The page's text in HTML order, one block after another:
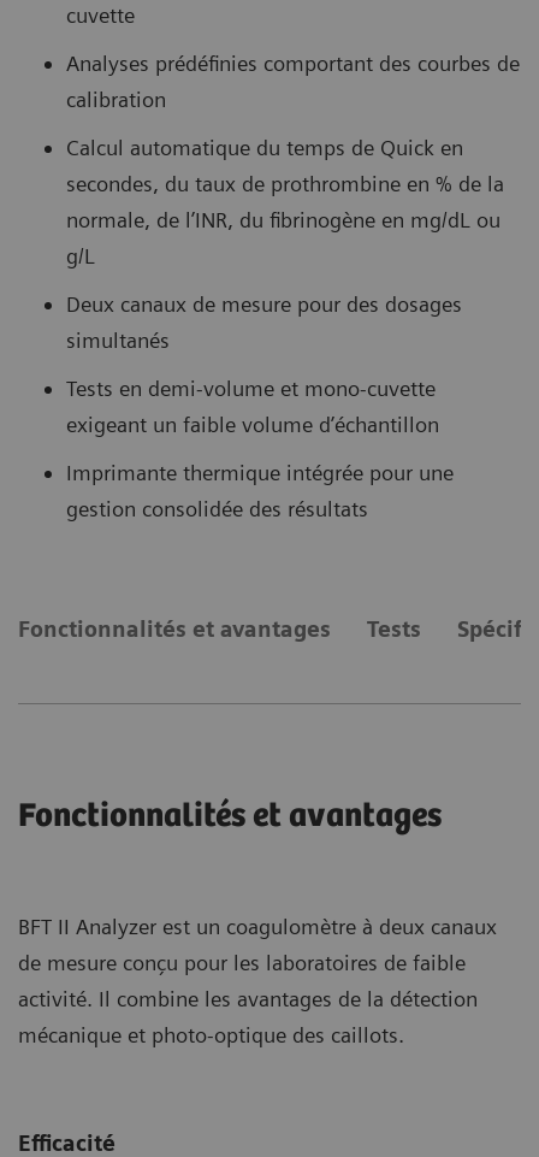
cuvette
Analyses prédéfinies comportant des courbes de
calibration
Calcul automatique du temps de Quick en
secondes, du taux de prothrombine en % de la
normale, de l’INR, du fibrinogène en mg/dL ou
g/L
Deux canaux de mesure pour des dosages
simultanés
Tests en demi-volume et mono-cuvette
exigeant un faible volume d’échantillon
Imprimante thermique intégrée pour une
gestion consolidée des résultats
Fonctionnalités et avantages Tests
Fonctionnalités et avantages
BFT II Analyzer est un coagulomètre à deux canaux
de mesure conçu pour les laboratoires de faible
activité. Il combine les avantages de la détection
mécanique et photo-optique des caillots.
Efficacité